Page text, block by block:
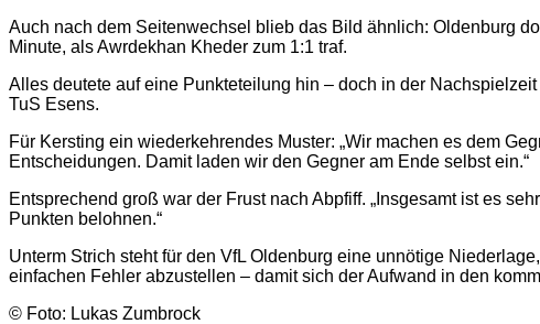
Auch nach dem Seitenwechsel blieb das Bild ähnlich: Oldenburg
Minute, als Awrdekhan Kheder zum 1:1 traf.
Alles deutete auf eine Punkteteilung hin – doch in der
TuS Esens.
Für Kersting ein wiederkehrendes Muster: „Wir machen es dem
Entscheidungen. Damit laden wir den Gegner am Ende selbst ein.“
Entsprechend groß war der Frust nach Abpfiff. „Insgesamt ist es
Punkten belohnen.“
Unterm Strich steht für den VfL Oldenburg eine unnötige
einfachen Fehler abzustellen – damit sich der Aufwand in den
© Foto: Lukas Zumbrock